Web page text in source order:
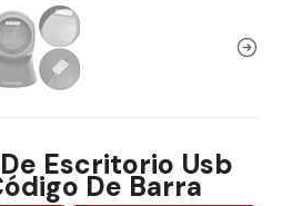
Escritorio Usb
De Barra